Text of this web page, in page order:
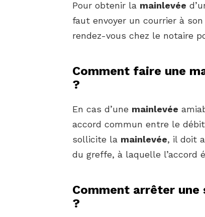
Pour obtenir la mainlevée
faut envoyer un courrier à
rendez-vous chez le notaire
Comment faire une
?
En cas d’une mainlevée
accord commun entre le
sollicite la mainlevée, il doit
du greffe, à laquelle l’accord
Comment arrêter
?